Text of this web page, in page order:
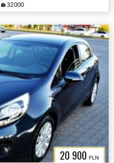
32000
20 900 PLN